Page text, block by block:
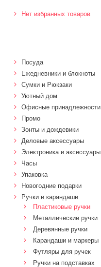
Нет избранных товаров
Посуда
Ежедневники и блокноты
Сумки и Рюкзаки
Уютный дом
Офисные принадлежности
Промо
Зонты и дождевики
Деловые аксессуары
Электроника и аксессуары
Часы
Упаковка
Новогодние подарки
Ручки и карандаши
Пластиковые ручки
Металлические ручки
Деревянные ручки
Карандаши и маркеры
Футляры для ручек
Ручки на подставках